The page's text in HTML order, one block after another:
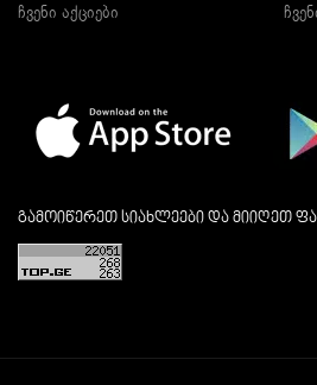
ჩვენი აქციები
გამოიწერეთ სიახლეები და მიიღეთ